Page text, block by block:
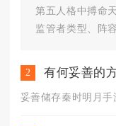
第五人格中搏命
监管者类型、阵
2 有何妥善的